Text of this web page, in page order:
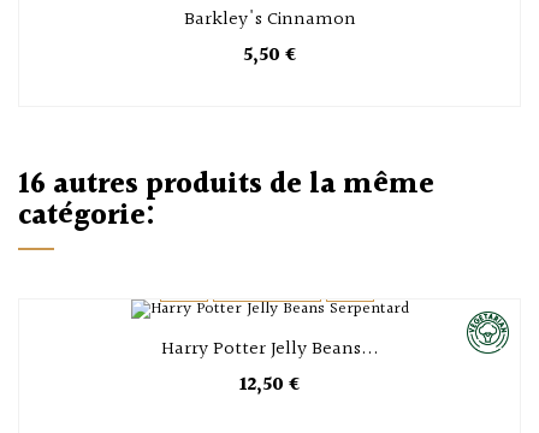
Barkley's Cinnamon
5,50 €
16 autres produits de la même
catégorie:
Harry Potter Jelly Beans...
12,50 €